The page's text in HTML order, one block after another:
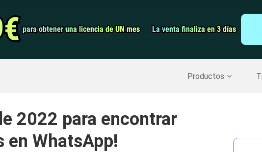
para obtener una licencia de UN mes
para obtener una licencia de UN mes La venta finaliza en 3 días
La venta finaliza en 3 días
Productos
Grabador de pantalla
Copia de seguridad del iPhone >>
2022 para encontrar
en WhatsApp!